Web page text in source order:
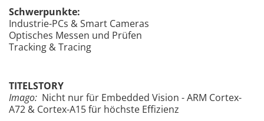
Schwerpunkte:
Industrie-PCs & Smart Cameras
Optisches Messen und Prüfen
Tracking & Tracing
TITELSTORY
Imago: Nicht nur für Embedded Vision - ARM Cortex-
A72 & Cortex-A15 für höchste Effizienz